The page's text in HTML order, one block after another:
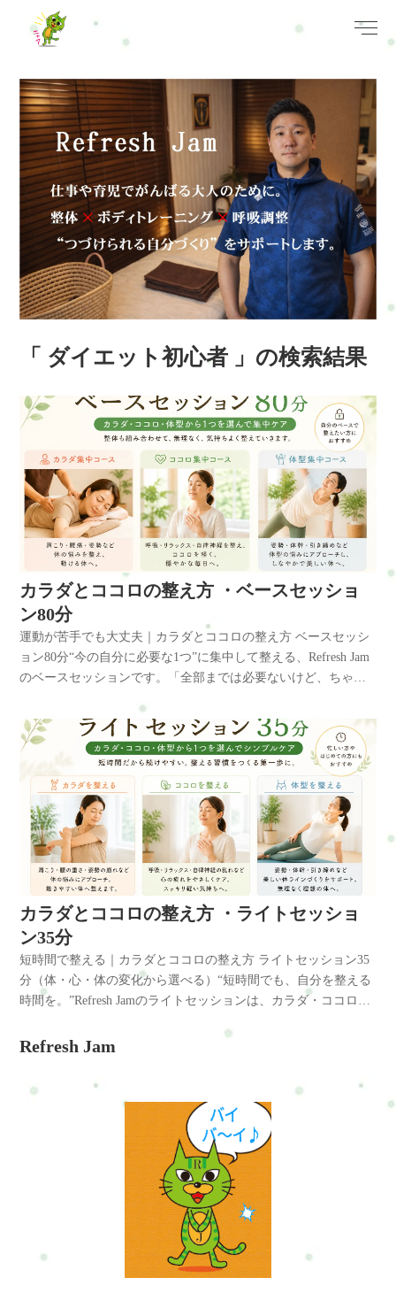
「 ダイエット初心者 」の検索結果
カラダとココロの整え方 ・ベースセッショ
ン80分
運動が苦手でも大丈夫｜カラダとココロの整え方 ベースセッシ
ョン80分“今の自分に必要な1つ”に集中して整える、Refresh Jam
のベースセッションです。「全部までは必要ないけど、ちゃん
ラダ・ココロ・体型づくりの中から、今の状態に合わせて1つを
メインに選び、整体も組み合わせながら進めていきます。カラ
ダとココロの整え方とは？こんな風に感じていませんか？・運
動した方がいいのは分かっている・でもジムはちょっとハード
ルが高い・体型が気になってきた・体力が落ちてきた気がす
る・人に見られるのが恥ずかしい・最近、疲れやすくなってき
た・寝てもスッキリしない・考えすぎてしまうことが増えた◆
ひとつでも当てはまる方へここは、「がんばれる人の場所」で
はなく◆「がんばれない日があっても大丈夫な場所」です。コ
ンセプトちゃんとやるほどじゃない。でも、このままは嫌。そ
の気持ちを、否定しません。ここでは・無理をしない・できる
ことから始める・その日の状態に合わせる◆“がんばらなくても
変わる”ことを大切にしています。こんな方におすすめです・ま
ず1つの悩みを改善したい・疲れにくい体をつくりたい・運動習
慣を始めたい・姿勢や猫背を整えたい・自律神経の乱れが気に
い・無理なく続けたいベースセッション80分の内容その日の状
ダ集中コースこんな方へ・肩こり・腰痛・首こり・疲労感・姿
勢の崩れなどが気になる方。内容例・整体・ストレッチ・姿勢
調整・軽い体幹トレーニングなどを組み合わせます。? ココロ集
中コースこんな方へ・考えすぎて休まらない・呼吸が浅い・力
が抜けにくい・ストレス疲れが強いそんな方へ。内容例・呼吸
調整・リラックス整体・瞑想サポート・ヘッドケアなどを状態
に合わせて行います。? 体型集中コースこんな方へ・姿勢を整え
たい・お腹まわりが気になる・運動不足を改善したい・疲れに
くい体をつくりたいそんな方へ。内容例・整体・体幹トレーニ
ング・姿勢づくり・簡単な有酸素運動・動き方サポートなどを
カラダとココロの整え方 ・ライトセッショ
ン35分
短時間で整える｜カラダとココロの整え方 ライトセッション35
分（体・心・体の変化から選べる）“短時間でも、自分を整える
時間を。”Refresh Jamのライトセッションは、カラダ・ココロ・
ョートセッションです。「長時間は難しい」「まずは気軽に始
続けやすい35分。短い時間でも、少し体が軽くなる。少し呼吸
がラクになる。少し前向きになれる。そんな“小さな変化”を大
切にしています。※ライトセッション35分は整体は含まれませ
ん。カラダとココロの整え方とは？こんな風に感じていません
か？・運動した方がいいとは思っている・でも何から始めれば
いいか分からない・ジムはちょっとハードルが高い・体型が気
になっている・最近、疲れやすい・寝てもスッキリしない・な
んとなく落ち着かない・子供の体型や姿勢が気になる→ひとつ
でも当てはまる方へ◆「まずは少し整えたい方」のためのコー
スですコンセプトこのコースは◆「今日はこれだけ整えたい」
Refresh Jam